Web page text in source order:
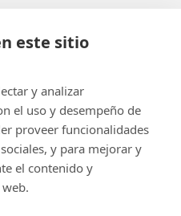
este sitio
y analizar
el uso y desempeño de
proveer funcionalidades
y para mejorar y
el contenido y
9551 (LLAMADA GRATUITA)
Facebook
Instagram
YouTube
LinkedIn